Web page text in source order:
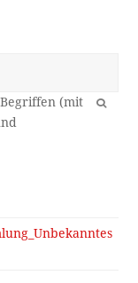
OK